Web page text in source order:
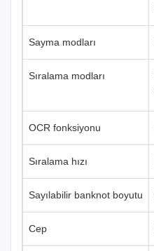
Sayma modları
Sıralama modları
OCR fonksiyonu
Sıralama hızı
Sayılabilir banknot boyutu
Cep